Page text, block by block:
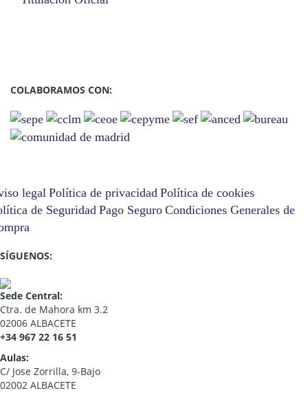
COLABORAMOS CON:
legal Política de privacidad Política de cookies
de Seguridad Pago Seguro Condiciones Generales de
SÍGUENOS:
Sede Central:
Ctra. de Mahora km 3.2
02006 ALBACETE
+34 967 22 16 51
Aulas:
C/ Jose Zorrilla, 9-Bajo
02002 ALBACETE